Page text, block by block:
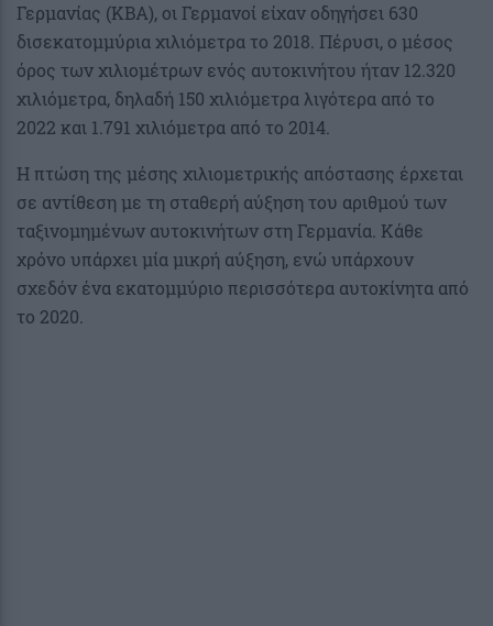
Γερμανίας (KBA), οι Γερμανοί είχαν οδηγήσει 630
δισεκατομμύρια χιλιόμετρα το 2018. Πέρυσι, ο μέσος
όρος των χιλιομέτρων ενός αυτοκινήτου ήταν 12.320
χιλιόμετρα, δηλαδή 150 χιλιόμετρα λιγότερα από το
2022 και 1.791 χιλιόμετρα από το 2014.
Η πτώση της μέσης χιλιομετρικής απόστασης έρχεται
σε αντίθεση με τη σταθερή αύξηση του αριθμού των
ταξινομημένων αυτοκινήτων στη Γερμανία. Κάθε
χρόνο υπάρχει μία μικρή αύξηση, ενώ υπάρχουν
σχεδόν ένα εκατομμύριο περισσότερα αυτοκίνητα από
το 2020.